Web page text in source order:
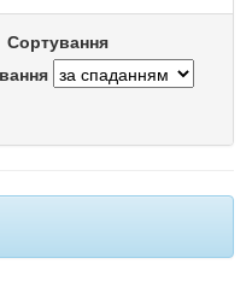
Сортування